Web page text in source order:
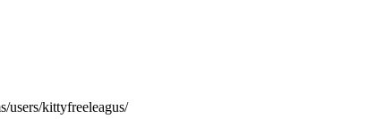
users/kittyfreeleagus/